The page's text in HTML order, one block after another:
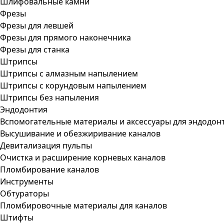
Фрезы
Фрезы для левшей
Фрезы для прямого наконечника
Фрезы для станка
Штрипсы
Штрипсы c алмазным напылением
Штрипсы c корундовым напылением
Штрипсы без напыления
Эндодонтия
Вспомогательные материалы и аксессуары для
Высушивание и обезжиривание каналов
Девитализация пульпы
Очистка и расширение корневых каналов
Пломбирование каналов
Инструменты
Обтураторы
Пломбировочные материалы для каналов
Штифты